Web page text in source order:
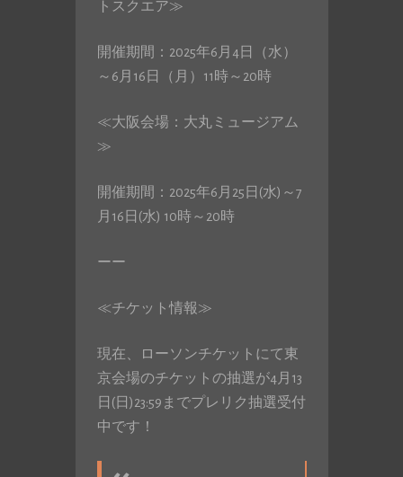
トスクエア≫
開催期間：2025年6月4日（水）
～6月16日（月）11時～20時
≪大阪会場：大丸ミュージアム
≫
開催期間：2025年6月25日(水)～7
月16日(水) 10時～20時
ーー
≪チケット情報≫
現在、ローソンチケットにて東
京会場のチケットの抽選が4月13
日(日)23:59までプレリク抽選受付
中です！